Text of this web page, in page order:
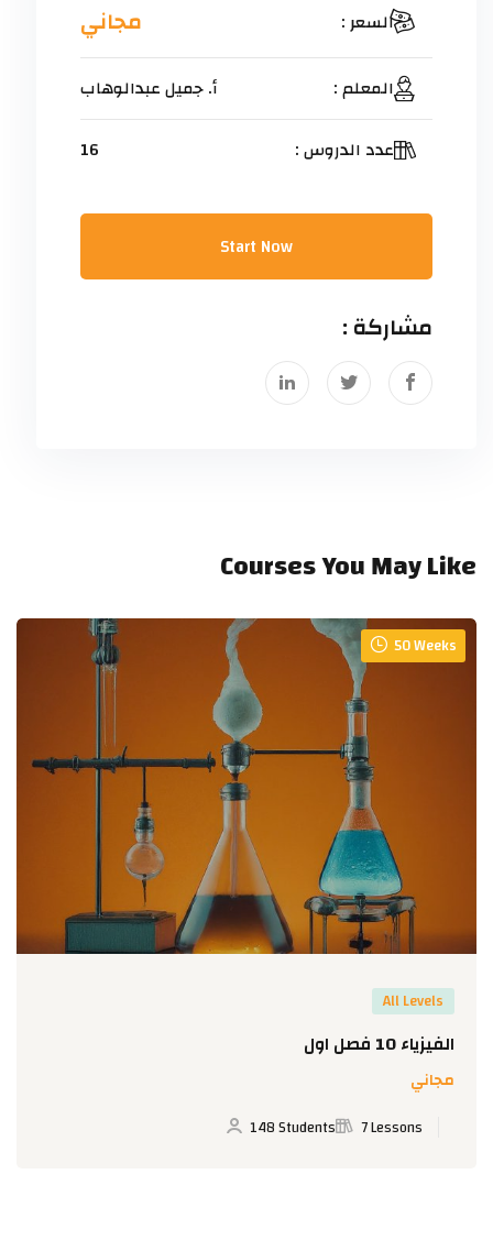
السعر : مجاني
المعلم : أ. جميل عبدالوهاب
عدد الدروس : 16
Start Now
مشاركة :
Courses You May Like
50 Weeks
All Levels
الفيزياء 10 فصل اول
مجاني
7 Lessons
148 Students